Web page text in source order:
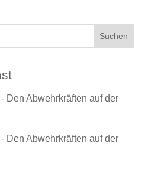
Den Abwehrkräften auf der
Den Abwehrkräften auf der